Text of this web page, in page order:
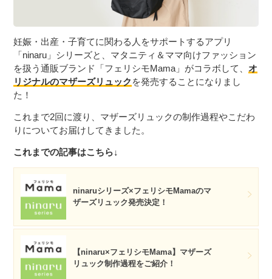
妊娠・出産・子育てに関わる人をサポートするアプリ
「ninaru」シリーズと、マタニティ＆ママ向けファッション
を扱う通販ブランド「フェリシモMama」がコラボして、オ
リジナルのマザーズリュック を発売することになりまし
た！
これまで2回に渡り、マザーズリュックの制作過程やこだわ
りについてお届けしてきました。
これまでの記事はこちら↓
ninaruシリーズ×フェリシモMamaのマ
ザーズリュック発売決定！
【ninaru×フェリシモMama】マザーズ
リュック制作過程をご紹介！